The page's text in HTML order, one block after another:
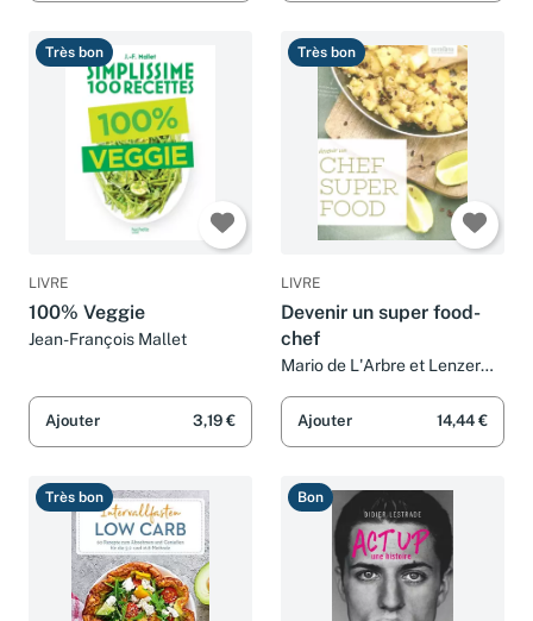
Très bon
LIVRE
100% Veggie
Jean-François Mallet
Ajouter 3,19 €
Très bon
LIVRE
Devenir un super food-
chef
Mario de L'Arbre et Lenzer
Ajouter 14,44 €
Très bon Bon